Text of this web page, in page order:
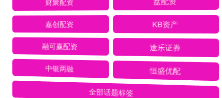
嘉创配资 KB资产
融可赢配资 途乐证券
中银两融 恒盛优配
全部话题标签